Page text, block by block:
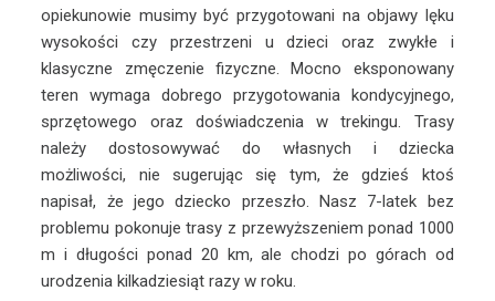
opiekunowie musimy być przygotowani na objawy lęku
wysokości czy przestrzeni u dzieci oraz zwykłe i
klasyczne zmęczenie fizyczne. Mocno eksponowany
teren wymaga dobrego przygotowania kondycyjnego,
sprzętowego oraz doświadczenia w trekingu. Trasy
należy dostosowywać do własnych i dziecka
możliwości, nie sugerując się tym, że gdzieś ktoś
napisał, że jego dziecko przeszło. Nasz 7-latek bez
problemu pokonuje trasy z przewyższeniem ponad 1000
m i długości ponad 20 km, ale chodzi po górach od
urodzenia kilkadziesiąt razy w roku.